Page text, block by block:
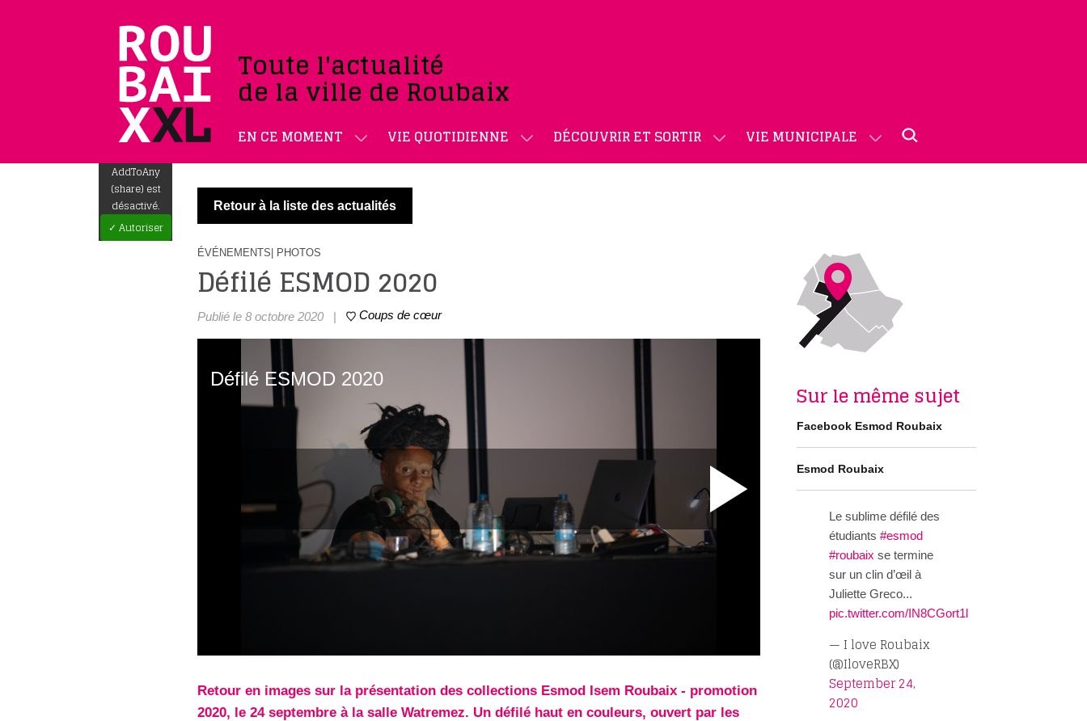
Toute l'actualité
de la ville de Roubaix
EN CE MOMENT VIE QUOTIDIENNE DÉCOUVRIR ET SORTIR VIE MUNICIPALE
AddToAny
(share) est
désactivé.
✓ Autoriser
Retour à la liste des actualités
ÉVÉNEMENTS | PHOTOS
Défilé ESMOD 2020
Publié le 8 octobre 2020 | Coups de cœur
Retour en images sur la présentation des collections Esmod Isem Roubaix - promotion
2020, le 24 septembre à la salle Watremez. Un défilé haut en couleurs, ouvert par les
Sur le même sujet
Facebook Esmod Roubaix
Esmod Roubaix
Le sublime défilé des
étudiants #esmod
#roubaix se termine
sur un clin d’œil à
Juliette Greco...
pic.twitter.com/IN8CGort1l
— I love Roubaix
(@IloveRBX)
September 24,
2020